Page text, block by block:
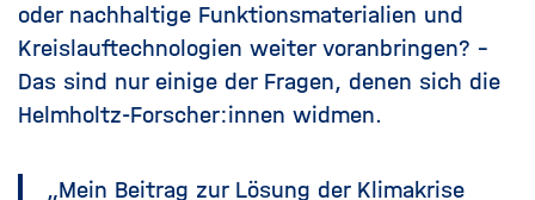
oder nachhaltige Funktionsmaterialien und
Kreislauftechnologien weiter voranbringen? -
Das sind nur einige der Fragen, denen sich die
Helmholtz-Forscher:innen widmen.
„Mein Beitrag zur Lösung der Klimakrise